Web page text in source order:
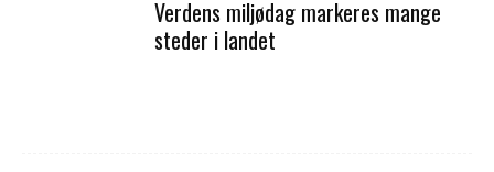
Verdens miljødag markeres mange
steder i landet